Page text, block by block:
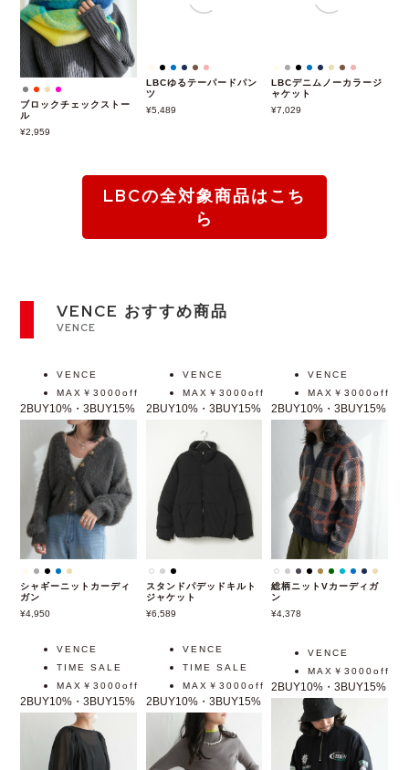
ブロックチェックストー
ル
2,959
LBCゆるテーパードパン
LBCデニムノーカラージ
ャケット
LBCの全対象商品はこち
ら
VENCE おすすめ商品
VENCE
VENCE
MAX￥3000off
2BUY10%・3BUY15%
シャギーニットカーディ
ガン
4,950
VENCE
MAX￥3000off
2BUY10%・3BUY15%
スタンドパデッドキルト
ジャケット
6,589
VENCE
MAX￥3000off
2BUY10%・3BUY15%
総柄ニットVカーディガ
ン
4,378
VENCE
TIME SALE
MAX￥3000off
2BUY10%・3BUY15%
VENCE
TIME SALE
MAX￥3000off
2BUY10%・3BUY15%
VENCE
MAX￥3000off
2BUY10%・3BUY15%